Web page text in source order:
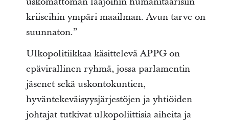
kriiseihin ympäri maailman. Avun tarve on
suunnaton.”
Ulkopolitiikkaa käsittelevä APPG on
epävirallinen ryhmä, jossa parlamentin
jäsenet sekä uskontokuntien,
hyväntekeväisyysjärjestöjen ja yhtiöiden
johtajat tutkivat ulkopoliittisia aiheita ja